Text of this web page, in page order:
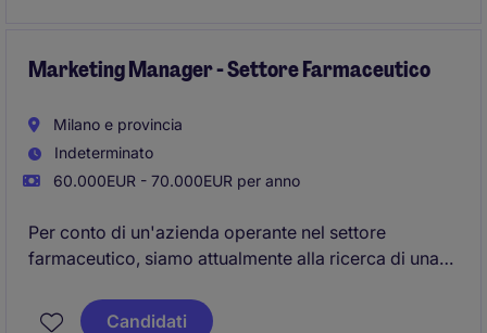
commerciale e ai partner distributivi.
Marketing Manager - Settore Farmaceutico
Milano e provincia
Indeterminato
60.000EUR - 70.000EUR per anno
Per conto di un'azienda operante nel settore
farmaceutico, siamo attualmente alla ricerca di una
Candidati